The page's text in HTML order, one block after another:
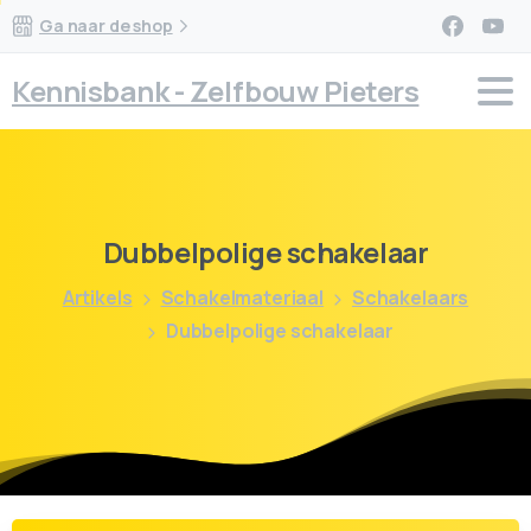
Ga naar de shop
Kennisbank - Zelfbouw Pieters
Dubbelpoligeschakelaar
Artikels Schakelmateriaal
Schakelaars
Dubbelpolige schakelaar